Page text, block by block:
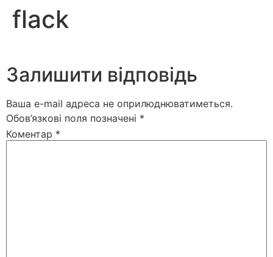
flack
Залишити відповідь
Ваша e-mail адреса не оприлюднюватиметься.
Обов’язкові поля позначені *
Коментар *